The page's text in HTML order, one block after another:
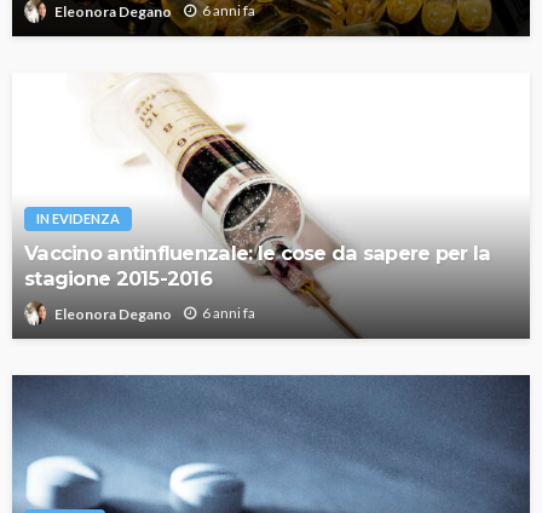
Eleonora Degano 6 anni fa
IN EVIDENZA
Vaccino antinfluenzale: le cose da sapere per la
stagione 2015-2016
Eleonora Degano 6 anni fa